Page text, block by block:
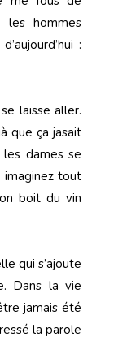
hommes
:
laisse aller.
que ça jasait
dames se
tout
boit du vin
qui s’ajoute
Dans la vie
jamais été
la parole